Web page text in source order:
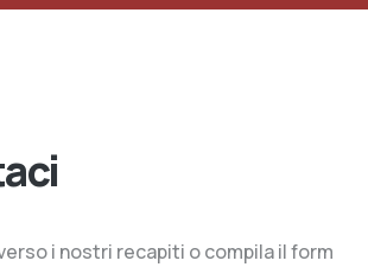
i nostri recapiti o compila il form